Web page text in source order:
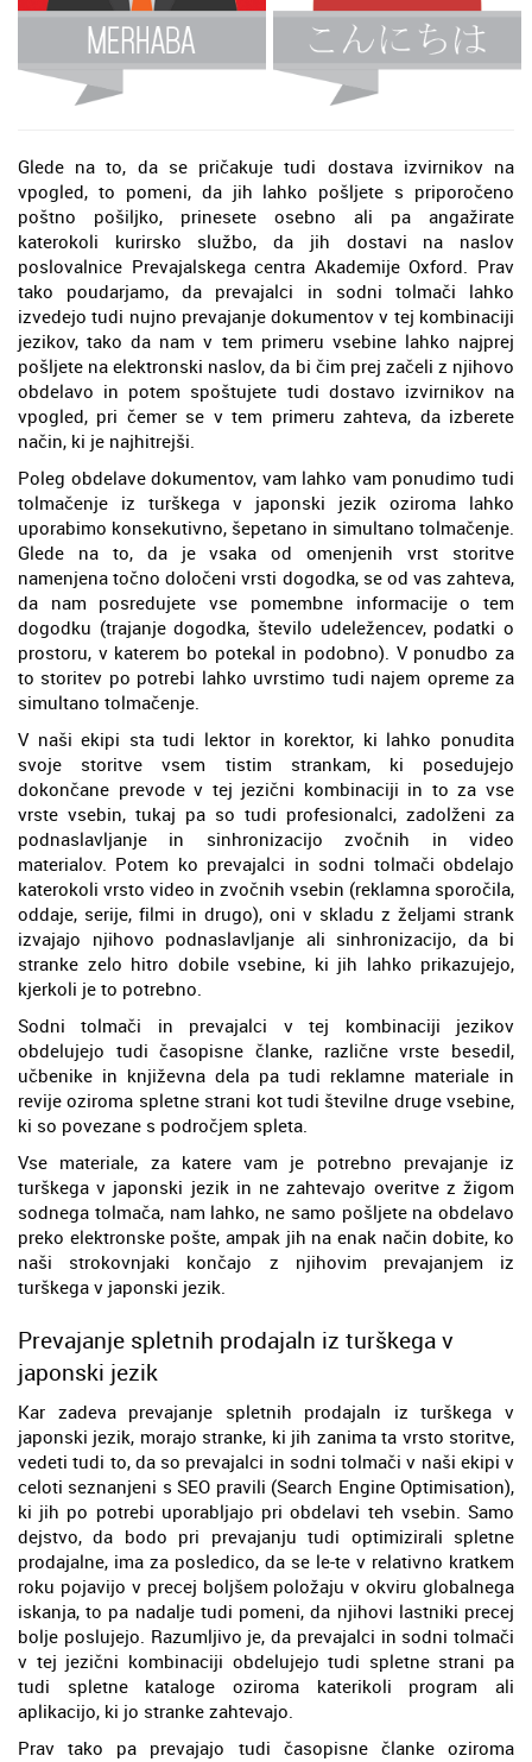
Glede na to, da se pričakuje tudi dostava izvirnikov na
vpogled, to pomeni, da jih lahko pošljete s priporočeno
poštno pošiljko, prinesete osebno ali pa angažirate
katerokoli kurirsko službo, da jih dostavi na naslov
poslovalnice Prevajalskega centra Akademije Oxford. Prav
tako poudarjamo, da prevajalci in sodni tolmači lahko
izvedejo tudi nujno prevajanje dokumentov v tej kombinaciji
jezikov, tako da nam v tem primeru vsebine lahko najprej
pošljete na elektronski naslov, da bi čim prej začeli z njihovo
obdelavo in potem spoštujete tudi dostavo izvirnikov na
vpogled, pri čemer se v tem primeru zahteva, da izberete
način, ki je najhitrejši.
Poleg obdelave dokumentov, vam lahko vam ponudimo tudi
tolmačenje iz turškega v japonski jezik oziroma lahko
uporabimo konsekutivno, šepetano in simultano tolmačenje.
Glede na to, da je vsaka od omenjenih vrst storitve
namenjena točno določeni vrsti dogodka, se od vas zahteva,
da nam posredujete vse pomembne informacije o tem
dogodku (trajanje dogodka, število udeležencev, podatki o
prostoru, v katerem bo potekal in podobno). V ponudbo za
to storitev po potrebi lahko uvrstimo tudi najem opreme za
simultano tolmačenje.
V naši ekipi sta tudi lektor in korektor, ki lahko ponudita
svoje storitve vsem tistim strankam, ki posedujejo
dokončane prevode v tej jezični kombinaciji in to za vse
vrste vsebin, tukaj pa so tudi profesionalci, zadolženi za
podnaslavljanje in sinhronizacijo zvočnih in video
materialov. Potem ko prevajalci in sodni tolmači obdelajo
katerokoli vrsto video in zvočnih vsebin (reklamna sporočila,
oddaje, serije, filmi in drugo), oni v skladu z željami strank
izvajajo njihovo podnaslavljanje ali sinhronizacijo, da bi
stranke zelo hitro dobile vsebine, ki jih lahko prikazujejo,
kjerkoli je to potrebno.
Sodni tolmači in prevajalci v tej kombinaciji jezikov
obdelujejo tudi časopisne članke, različne vrste besedil,
učbenike in književna dela pa tudi reklamne materiale in
revije oziroma spletne strani kot tudi številne druge vsebine,
ki so povezane s področjem spleta.
Vse materiale, za katere vam je potrebno prevajanje iz
turškega v japonski jezik in ne zahtevajo overitve z žigom
sodnega tolmača, nam lahko, ne samo pošljete na obdelavo
preko elektronske pošte, ampak jih na enak način dobite, ko
naši strokovnjaki končajo z njihovim prevajanjem iz
turškega v japonski jezik.
Prevajanje spletnih prodajaln iz turškega v
japonski jezik
Kar zadeva prevajanje spletnih prodajaln iz turškega v
japonski jezik, morajo stranke, ki jih zanima ta vrsto storitve,
vedeti tudi to, da so prevajalci in sodni tolmači v naši ekipi v
celoti seznanjeni s SEO pravili (Search Engine Optimisation),
ki jih po potrebi uporabljajo pri obdelavi teh vsebin. Samo
dejstvo, da bodo pri prevajanju tudi optimizirali spletne
prodajalne, ima za posledico, da se le-te v relativno kratkem
roku pojavijo v precej boljšem položaju v okviru globalnega
iskanja, to pa nadalje tudi pomeni, da njihovi lastniki precej
bolje poslujejo. Razumljivo je, da prevajalci in sodni tolmači
v tej jezični kombinaciji obdelujejo tudi spletne strani pa
tudi spletne kataloge oziroma katerikoli program ali
aplikacijo, ki jo stranke zahtevajo.
Prav tako pa prevajajo tudi časopisne članke oziroma